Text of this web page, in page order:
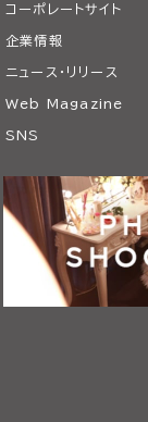
コーポレートサイト
企業情報
ニュース・リリース
Web Magazine
SNS